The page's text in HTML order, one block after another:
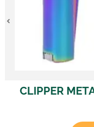
CLIPPER